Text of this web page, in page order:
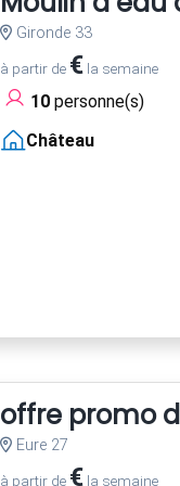
Gironde 33
à partir de €la semaine
10personne(s)
Château
offre promo
Eure 27
à partir de €la semaine